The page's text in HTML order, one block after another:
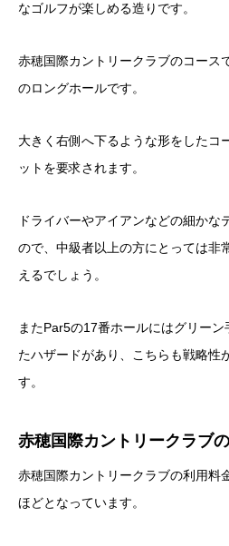
なゴルフが楽しめる造りです。
赤穂国際カントリークラブのコース
のロングホールです。
大きく右側へ下るような形をしたコ
ットを要求されます。
ドライバーやアイアンなどの細かな
ので、中級者以上の方にとっては非
えるでしょう。
またPar5の17番ホールにはグリー
たハザードがあり、こちらも戦略性
す。
赤穂国際カントリークラブ
赤穂国際カントリークラブの利用料
ほどとなっています。